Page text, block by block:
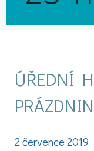
ÚŘEDNÍ
2 července 2019